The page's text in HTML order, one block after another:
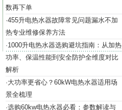
数再下单
·455升电热水器故障常见问题漏水不加
热专业维修保养方法
·1000升电热水器选购避坑指南：从加热
功率、保温性能到安全防护全维度对比
解析
·大功率更省心？60kW电热水器适用场
景全梳理
·选购60kw电热水器必看：参数解读与